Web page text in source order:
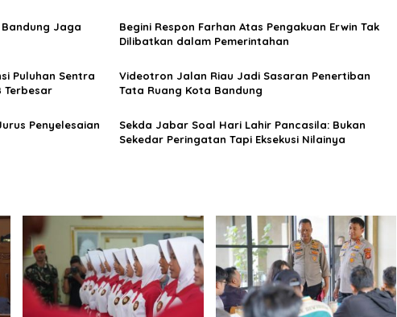
Jaga
Begini Respon Farhan Atas Pengakuan Erwin Tak
Dilibatkan dalam Pemerintahan
Puluhan Sentra
Terbesar
Videotron Jalan Riau Jadi Sasaran Penertiban
Tata Ruang Kota Bandung
Penyelesaian
Sekda Jabar Soal Hari Lahir Pancasila: Bukan
Sekedar Peringatan Tapi Eksekusi Nilainya